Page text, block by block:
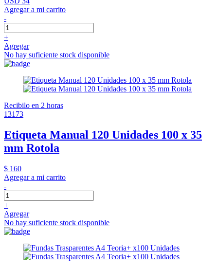
Agregar a mi carrito
-
+
Agregar
No hay suficiente stock disponible
Recibilo en 2 horas
13173
Etiqueta Manual 120 Unidades 100 x 35
mm Rotola
$ 160
Agregar a mi carrito
-
+
Agregar
No hay suficiente stock disponible